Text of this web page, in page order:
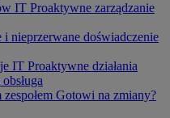
IT Proaktywne zarządzanie
i nieprzerwane doświadczenie
IT Proaktywne działania
Gotowi na zmiany?